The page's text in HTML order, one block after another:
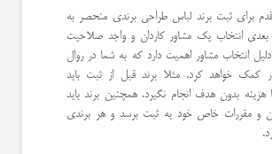
قدم برای ثبت برند لباس طراحی برندی منحصر به
انتخاب یک مشاور کاردان و واجد صلاحیت
انتخاب مشاور اهمیت دارد که به شما در روال
کمک خواهد کرد. مثلا برند قبل از ثبت باید
هزینه بدون هدف انجام نگیرد. همچنین برند باید
و مقررات خاص خود به ثبت برسد و هر برندی